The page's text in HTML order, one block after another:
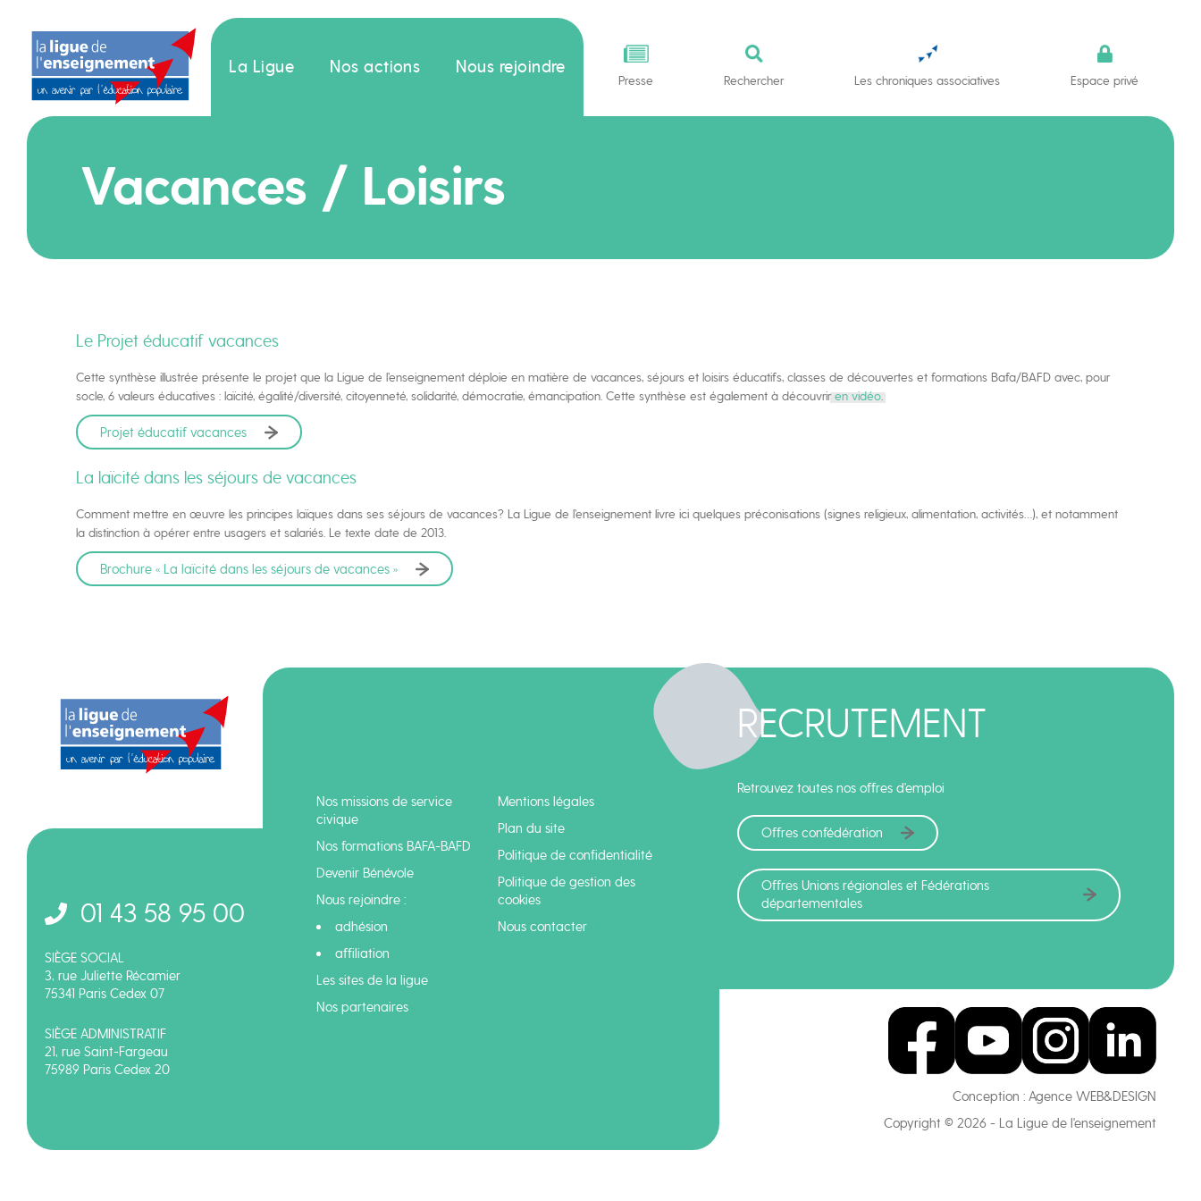
La Ligue Nos actions Nous rejoindre
Presse Rechercher Les chroniques associatives Espace privé
Vacances / Loisirs
Le Projet éducatif vacances
Cette synthèse illustrée présente le projet que la Ligue de l’enseignement déploie en matière de vacances, séjours et loisirs éducatifs, classes de découvertes et formations Bafa/BAFD avec, pour
socle, 6 valeurs éducatives : laïcité, égalité/diversité, citoyenneté, solidarité, démocratie, émancipation. Cette synthèse est également à découvriren vidéo
Projet éducatif vacances
La laïcité dans les séjours de vacances
Comment mettre en œuvre les principes laïques dans ses séjours de vacances? La Ligue de l’enseignement livre ici quelques préconisations (signes religieux, alimentation, activités…), et notamment
la distinction à opérer entre usagers et salariés. Le texte date de 2013.
Brochure « La laïcité dans les séjours de vacances »
01 43 58 95 00
SIÈGE SOCIAL
3, rue Juliette Récamier
75341 Paris Cedex 07
SIÈGE ADMINISTRATIF
21, rue Saint-Fargeau
75989 Paris Cedex 20
Nos missions de service
civique
Nos formations BAFA-BAFD
Devenir Bénévole
Nous rejoindre :
adhésion
affiliation
Les sites de la ligue
Nos partenaires
Mentions légales
Plan du site
Politique de confidentialité
Politique de gestion des
cookies
Nous contacter
RECRUTEMENT
Retrouvez toutes nos offres d'emploi
Offres confédération
Offres Unions régionales et Fédérations
départementales
Conception : Agence WEB&DESIGN
Copyright © 2026 - La Ligue de l'enseignement